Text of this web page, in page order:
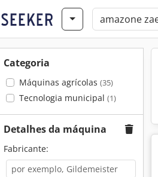
Categoria
Máquinas agrícolas (35)
Tecnologia municipal (1)
Detalhes da máquina
Fabricante: